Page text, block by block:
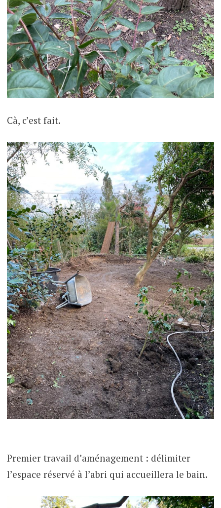
Cà, c’est fait.
Premier travail d’aménagement : délimiter
l’espace réservé à l’abri qui accueillera le bain.